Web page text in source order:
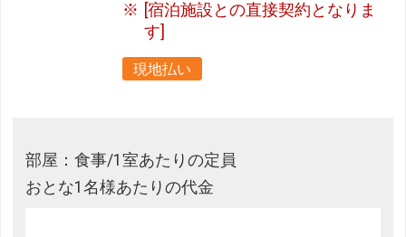
[宿泊施設との直接契約となりま
す]
現地払い
部屋：食事/1室あたりの定員
おとな1名様あたりの代金